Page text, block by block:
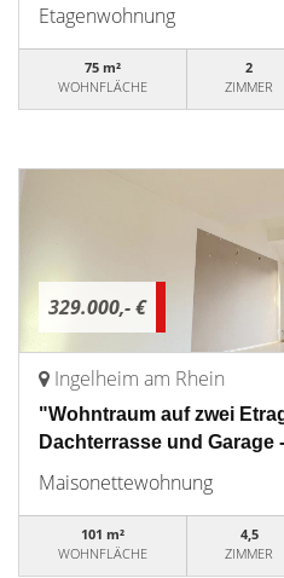
Etagenwohnung
75 m²
WOHNFLÄCHE
2
ZIMMER
329.000,- €
Ingelheim am Rhein
"Wohntraum auf zwei
Dachterrasse und Garage
Maisonettewohnung
101 m²
WOHNFLÄCHE
4,5
ZIMMER